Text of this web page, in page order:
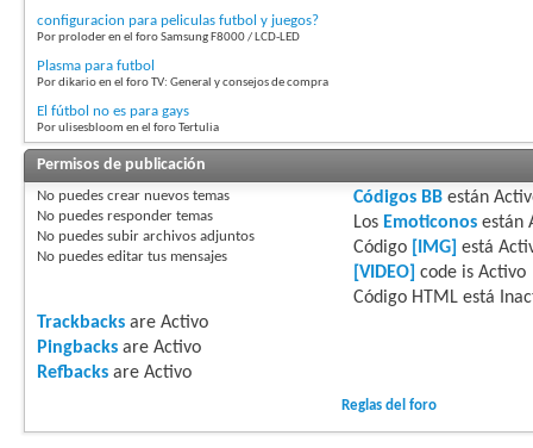
configuracion para peliculas futbol y juegos?
Por proloder en el foro Samsung F8000 / LCD-LED
Plasma para futbol
Por dikario en el foro TV: General y consejos de compra
El fútbol no es para gays
Por ulisesbloom en el foro Tertulia
Permisos de publicación
No puedes crear nuevos temas
No puedes responder temas
No puedes subir archivos adjuntos
No puedes editar tus mensajes
Códigos BBestán
Los Emoticonosestán
Código
[IMG] está
[VIDEO] code is Activo
Código HTML está
Trackbacks are Activo
Pingbacks are Activo
Refbacks are Activo
Reglas del foro